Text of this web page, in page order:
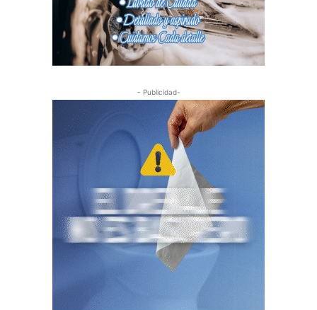
- Publicidad-